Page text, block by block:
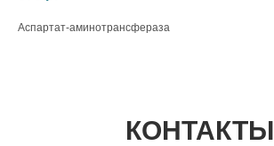
Аспартат-аминотрансфераза
КОНТАКТЫ